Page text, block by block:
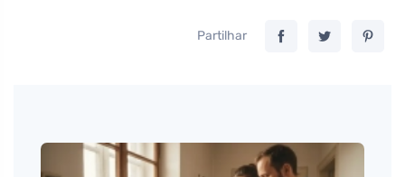
Partilhar